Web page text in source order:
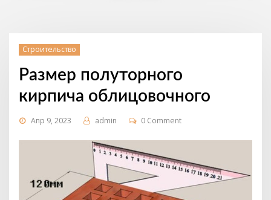
Строительство
Размер полуторного
кирпича облицовочного
Апр 9, 2023 admin 0 Comment